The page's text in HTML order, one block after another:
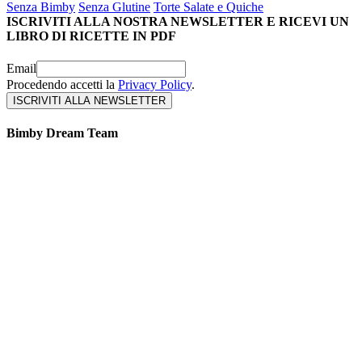
Senza Bimby Senza Glutine Torte Salate e Quiche
ISCRIVITI ALLA NOSTRA NEWSLETTER E RICEVI UN
LIBRO DI RICETTE IN PDF
Email
Procedendo accetti la Privacy Policy.
Bimby Dream Team